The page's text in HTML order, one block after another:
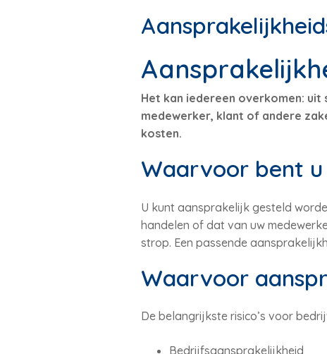
Het kan iedereen overkomen:
medewerker, klant of andere
kosten.
Waarvoor bent u
U kunt aansprakelijk gesteld
handelen of dat van uw
strop. Een passende
Waarvoor
De belangrijkste risico’s voor
Bedrijfsaansprakelijkheid